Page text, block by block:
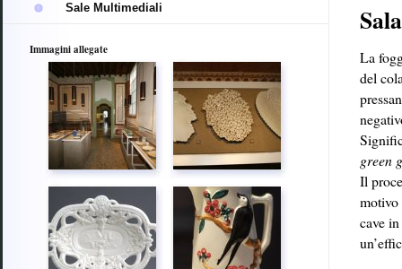
Sale Multimediali
Immagini allegate
La
del
green
Il
motivo
cave